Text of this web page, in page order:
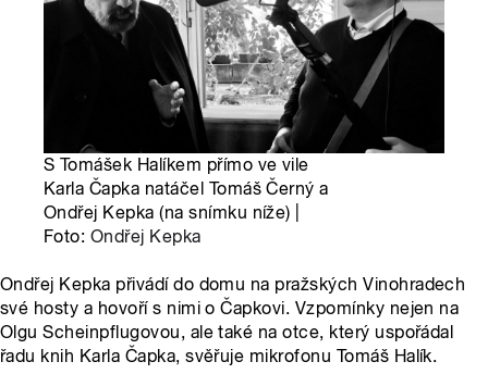
S Tomášek Halíkem přímo ve vile
Karla Čapka natáčel Tomáš Černý a
Ondřej Kepka (na snímku níže) |
Foto: Ondřej Kepka
Ondřej Kepka přivádí do domu na pražských Vinohradech
své hosty a hovoří s nimi o Čapkovi. Vzpomínky nejen na
Olgu Scheinpflugovou, ale také na otce, který uspořádal
řadu knih Karla Čapka, svěřuje mikrofonu Tomáš Halík.